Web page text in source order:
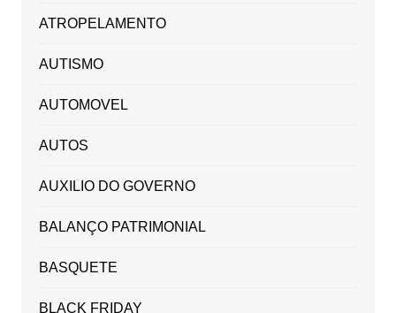
ATROPELAMENTO
AUTISMO
AUTOMOVEL
AUTOS
AUXILIO DO GOVERNO
BALANÇO PATRIMONIAL
BASQUETE
BLACK FRIDAY